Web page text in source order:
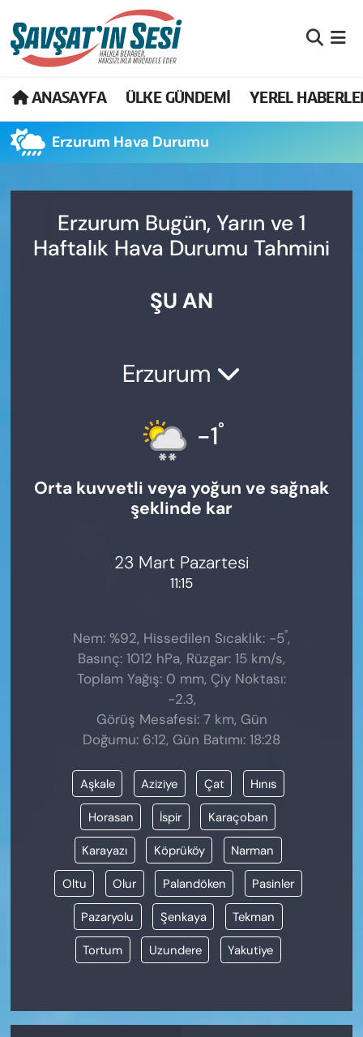
ANASAYFA ÜLKE GÜNDEMİ YEREL
Erzurum Hava Durumu
Erzurum Bugün, Yarın ve 1
Haftalık Hava Durumu Tahmini
ŞU AN
Erzurum
-1°
Orta kuvvetli veya yoğun ve sağnak
şeklinde kar
23 Mart Pazartesi
11:15
Nem: %92, Hissedilen Sıcaklık: -5°,
Basınç: 1012 hPa, Rüzgar: 15 km/s,
Toplam Yağış: 0 mm, Çiy Noktası:
-2.3,
Görüş Mesafesi: 7 km, Gün
Doğumu: 6:12, Gün Batımı: 18:28
Aşkale Aziziye Çat Hınıs
Horasan İspir Karaçoban
Karayazı Köprüköy Narman
Oltu Olur Palandöken Pasinler
Pazaryolu Şenkaya Tekman
Tortum Uzundere Yakutiye
Artvin Nöbetçi Eczaneler
Artvin Hava Durumu
Artvin Namaz Vakitleri
Puan Durumu ve Fikstür
Son Dakika Haberleri